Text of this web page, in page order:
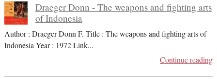
Draeger Donn - The weapons and fighting arts
of Indonesia
Author : Draeger Donn F. Title : The weapons and fighting arts of
Indonesia Year : 1972 Link...
Continue reading